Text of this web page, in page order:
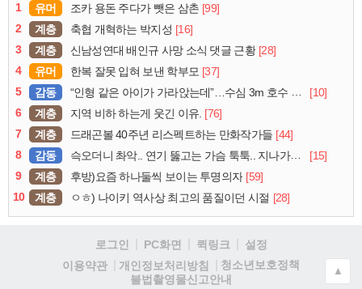
1 유머 조카 용돈 주다가 뺏은 삼촌 [99]
2
계층 축협 개혁하는 박지성 [16]
3
계층 신남성연대 배인규 사망 소식 댓글 근황 [28]
4
유머 한복 잘못 입혀 보낸 학부모 [37]
5
감동 “인형 같은 아이가 가라앉는데”…수심 3m 호수 뛰어든 60대 의인
[10]
6
계층 지역 비하 하는게 웃긴 이유. [76]
7
계층 드래곤볼 40주년 리스펙트하는 만화작가들 [44]
8
감동 슥오더니 촤악.. 연기 뚫고는 가슴 툭툭.. 지나가던 아재의 정체
[15]
9
계층 후방)요즘 하나둘씩 보이는 투명의자 [59]
10
계층 ㅇㅎ) 나이키 역사상 최고의 품질이던 시절 [28]
로그인 PC화면 퀵링크
설정
이용약관
개인정보처리방침
청소년보호정책
불법촬영물신고안내
▲